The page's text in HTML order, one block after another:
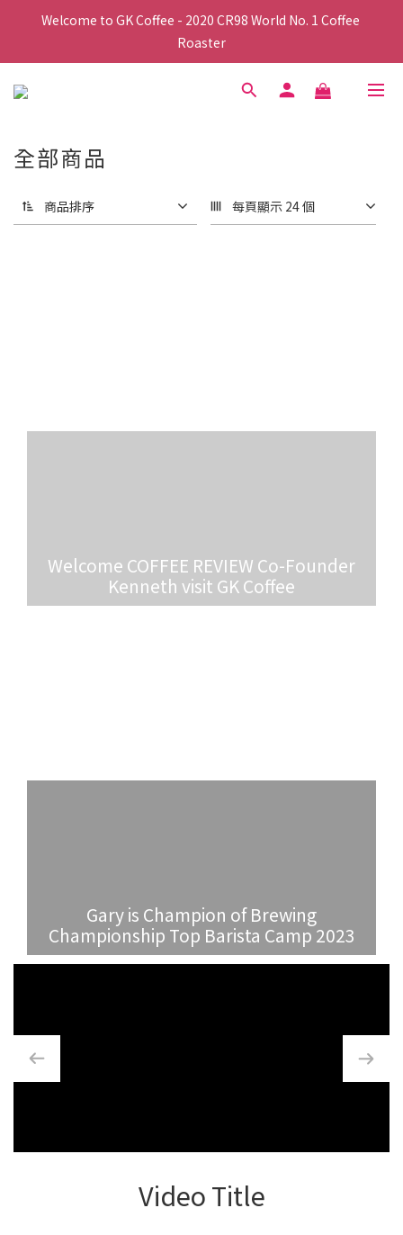
Welcome to GK Coffee - 2020 CR98 World No. 1 Coffee
Roaster
全部商品
商品排序 每頁顯示 24 個
Welcome COFFEE REVIEW Co-Founder
Kenneth visit GK Coffee
Gary is Champion of Brewing
Championship Top Barista Camp 2023
Video Title